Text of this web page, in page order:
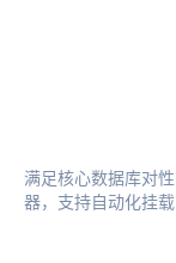
满足核心数据库对
器，支持自动化挂